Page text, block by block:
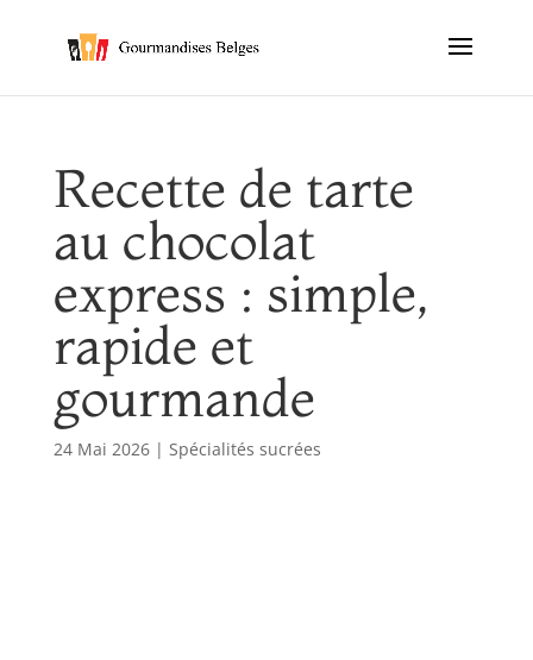
Recette de tarte
au chocolat
express : simple,
rapide et
gourmande
24 Mai 2026| Spécialités sucrées